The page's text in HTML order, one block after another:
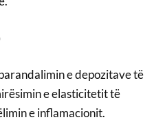
e depozitave të
e elasticitetit të
e inflamacionit.